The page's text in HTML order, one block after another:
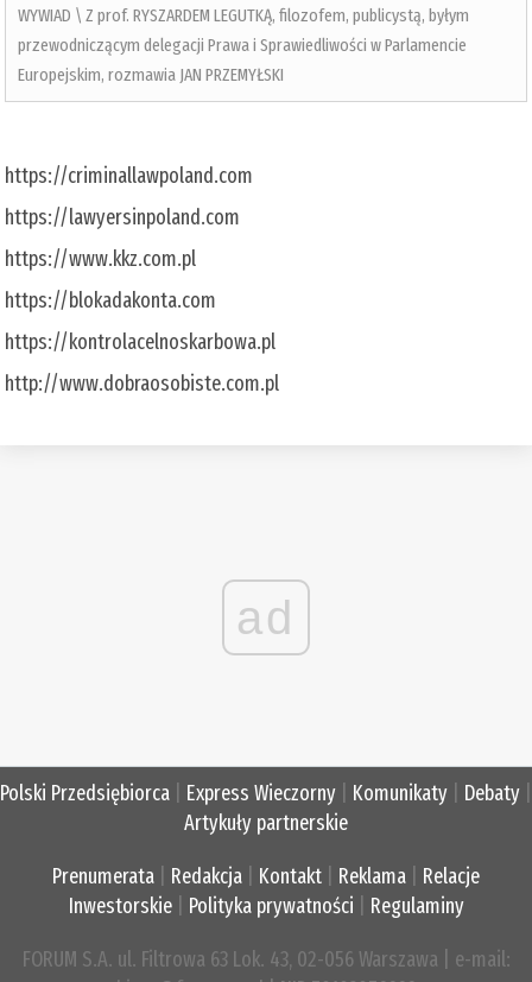
WYWIAD \ Z prof. RYSZARDEM LEGUTKĄ, filozofem, publicystą, byłym
przewodniczącym delegacji Prawa i Sprawiedliwości w Parlamencie
Europejskim, rozmawia JAN PRZEMYŁSKI
https://criminallawpoland.com
https://lawyersinpoland.com
https://www.kkz.com.pl
https://blokadakonta.com
https://kontrolacelnoskarbowa.pl
http://www.dobraosobiste.com.pl
ad
Polski Przedsiębiorca Express Wieczorny Komunikaty Debaty
Artykuły partnerskie
Prenumerata Redakcja Kontakt Reklama
Relacje
Inwestorskie| Polityka prywatności Regulaminy
FORUM S.A. ul. Filtrowa 63 Lok. 43, 02-056 Warszawa | e-mail: